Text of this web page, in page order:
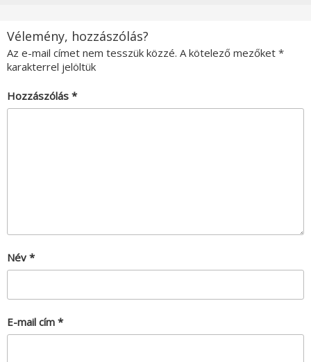
Vélemény, hozzászólás?
Az e-mail címet nem tesszük közzé. A kötelező mezőket *
karakterrel jelöltük
Hozzászólás *
Név *
E-mail cím *